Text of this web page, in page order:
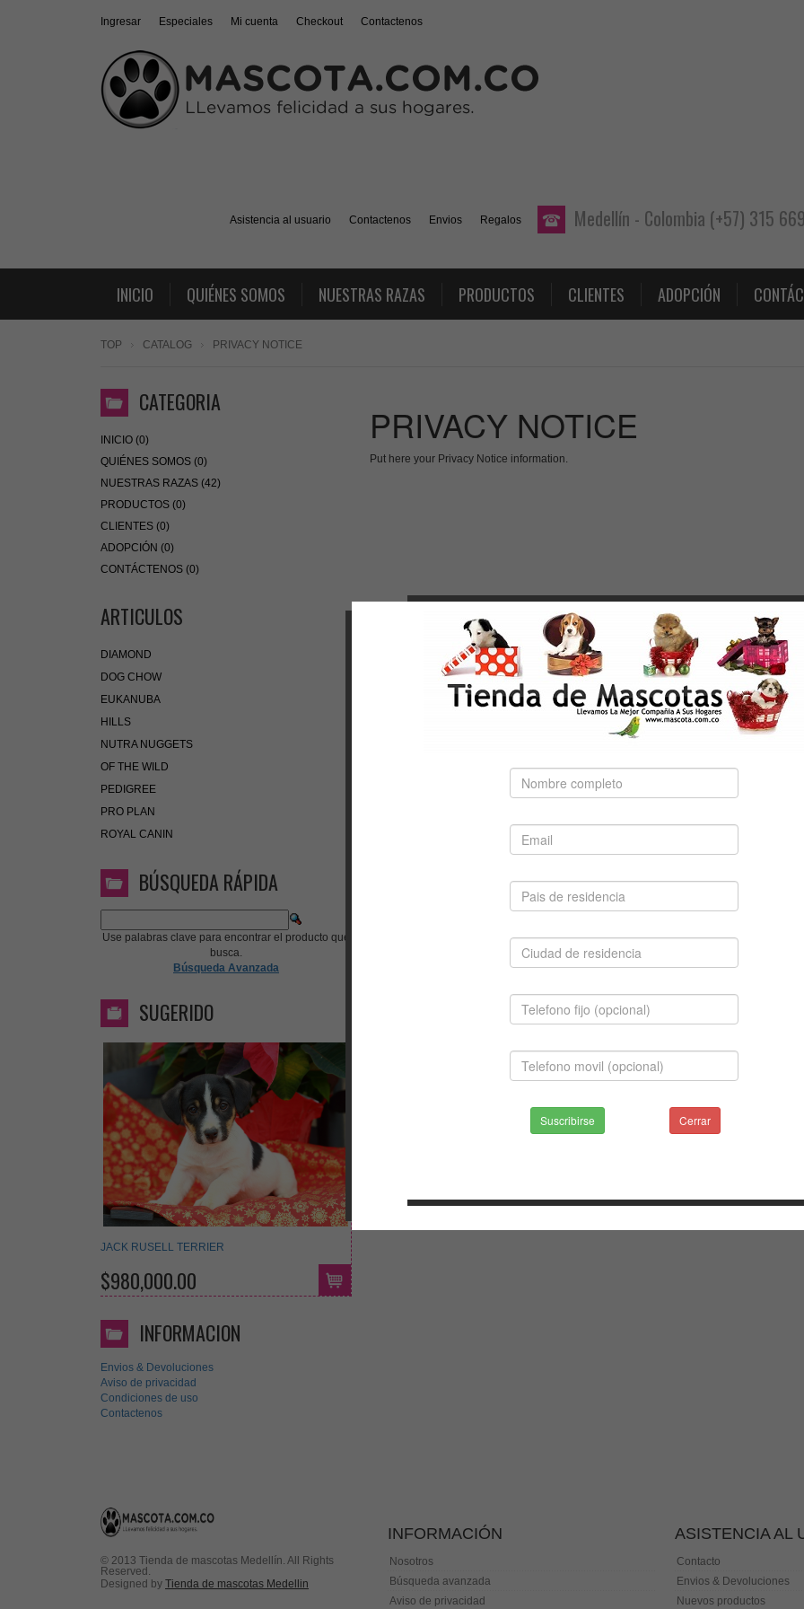
Ingresar Especiales Mi cuenta Checkout Contactenos
Medellín - Colombia (+57) 315
Asistencia al usuario Contactenos Envios Regalos
INICIO QUIÉNES SOMOS NUESTRAS RAZAS PRODUCTOS CLIENTES ADOPCIÓN
TOP CATALOG PRIVACY NOTICE
PRIVACY NOTICE
Put here your Privacy Notice information.
CATEGORIA
INICIO (0)
QUIÉNES SOMOS (0)
NUESTRAS RAZAS (42)
PRODUCTOS (0)
CLIENTES (0)
ADOPCIÓN (0)
CONTÁCTENOS (0)
ARTICULOS
DIAMOND
DOG CHOW
EUKANUBA
HILLS
NUTRA NUGGETS
OF THE WILD
PEDIGREE
PRO PLAN
ROYAL CANIN
BÚSQUEDA RÁPIDA
Use palabras clave para encontrar el producto que
busca.
Búsqueda Avanzada
SUGERIDO
JACK RUSELL TERRIER
$980,000.00
INFORMACION
Envios & Devoluciones
Aviso de privacidad
Condiciones de uso
Contactenos
© 2013 Tienda de mascotas Medellín. All Rights
Reserved.
Designed by Tienda de mascotas Medellin
INFORMACIÓN
Nosotros
Búsqueda avanzada
Aviso de privacidad
ASISTENCIA AL
Contacto
Envios & Devoluciones
Nuevos productos
Suscribirse Cerrar